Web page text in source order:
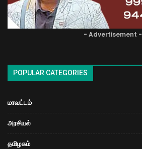
- Advertisement -
POPULAR CATEGORIES
மாவட்டம்
அரசியல்
தமிழகம்